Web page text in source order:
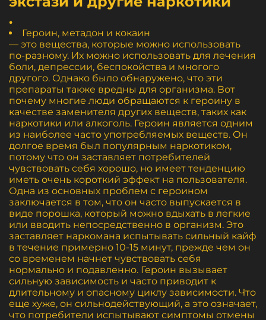
.
Героин, метадон и кокаин
— это вещества, которые можно использовать
по-разному. Их можно использовать для лечения
боли, депрессии, беспокойства и многого
другого. Однако было обнаружено, что эти
препараты также вредны для организма. Вот
почему многие люди обращаются к героину в
качестве заменителя других веществ, таких как
наркотики или алкоголь. Героин является одним
из наиболее часто употребляемых веществ. Он
долгое время был популярным наркотиком,
потому что он заставляет потребителей
чувствовать себя хорошо, но имеет тенденцию
иметь очень короткий эффект на пользователя.
Одна из основных проблем с героином
заключается в том, что он часто выпускается в
виде порошка, который можно вдыхать в легкие
или вводить непосредственно в организм. Это
заставляет наркомана испытывать сильный кайф
в течение примерно 10-15 минут, прежде чем он
со временем начнет чувствовать себя
нормально и подавленно. Героин вызывает
сильную зависимость и часто приводит к
длительному и опасному циклу зависимости. Что
еще хуже, он сильнодействующий, а это означает,
что потребители испытывают симптомы отмены